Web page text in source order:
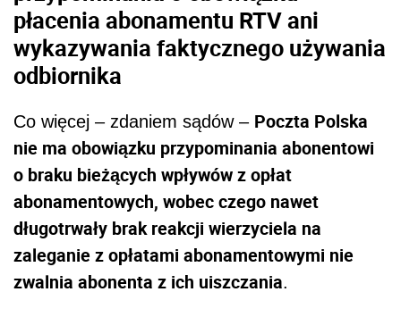
płacenia abonamentu RTV ani
wykazywania faktycznego używania
odbiornika
Co więcej – zdaniem sądów – Poczta Polska
nie ma obowiązku przypominania abonentowi
o braku bieżących wpływów z opłat
abonamentowych, wobec czego nawet
długotrwały brak reakcji wierzyciela na
zaleganie z opłatami abonamentowymi nie
zwalnia abonenta z ich uiszczania.